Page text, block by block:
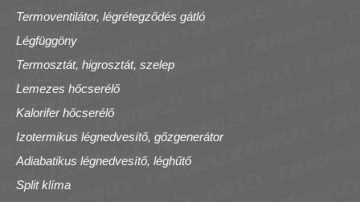
Termoventilátor, légrétegződés gátló
Légfüggöny
Termosztát, higrosztát, szelep
Lemezes hőcserélő
Kalorifer hőcserélő
Izotermikus légnedvesítő, gőzgenerátor
Adiabatikus légnedvesítő, léghűtő
Split klíma